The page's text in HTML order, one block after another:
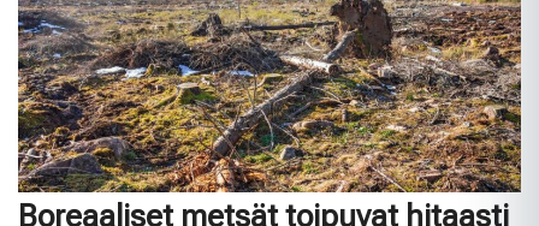
Boreaaliset metsät toipuvat hitaasti